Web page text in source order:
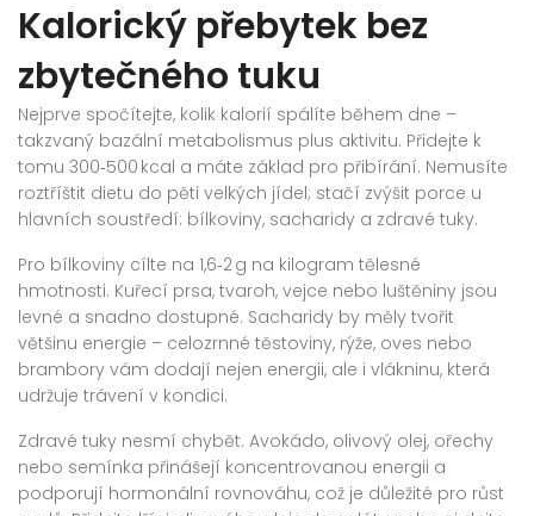
Kalorický přebytek bez
zbytečného tuku
Nejprve spočítejte, kolik kalorií spálíte během dne –
takzvaný bazální metabolismus plus aktivitu. Přidejte k
tomu 300‑500 kcal a máte základ pro přibírání. Nemusíte
roztříštit dietu do pěti velkých jídel; stačí zvýšit porce u
hlavních soustředí: bílkoviny, sacharidy a zdravé tuky.
Pro bílkoviny cílte na 1,6‑2 g na kilogram tělesné
hmotnosti. Kuřecí prsa, tvaroh, vejce nebo luštěniny jsou
levné a snadno dostupné. Sacharidy by měly tvořit
většinu energie – celozrnné těstoviny, rýže, oves nebo
brambory vám dodají nejen energii, ale i vlákninu, která
udržuje trávení v kondici.
Zdravé tuky nesmí chybět. Avokádo, olivový olej, ořechy
nebo semínka přinášejí koncentrovanou energii a
podporují hormonální rovnováhu, což je důležité pro růst